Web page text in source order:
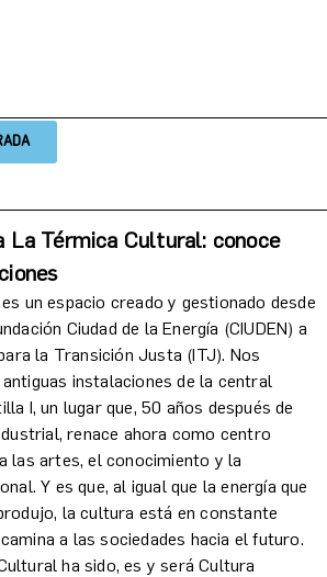
La Térmica Cultural: conoce
un espacio creado y gestionado desde
Ciudad de la Energía (CIUDEN) a
la Transición Justa (ITJ). Nos
instalaciones de la central
I, un lugar que, 50 años después de
renace ahora como centro
las artes, el conocimiento y la
Y es que, al igual que la energía que
la cultura está en constante
a las sociedades hacia el futuro.
ha sido, es y será Cultura